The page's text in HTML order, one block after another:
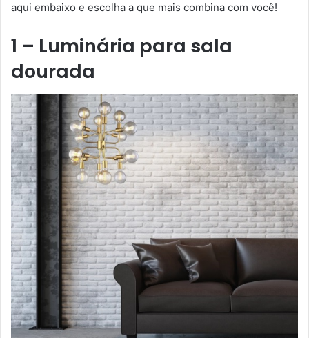
aqui embaixo e escolha a que mais combina com você!
1 – Luminária para sala
dourada